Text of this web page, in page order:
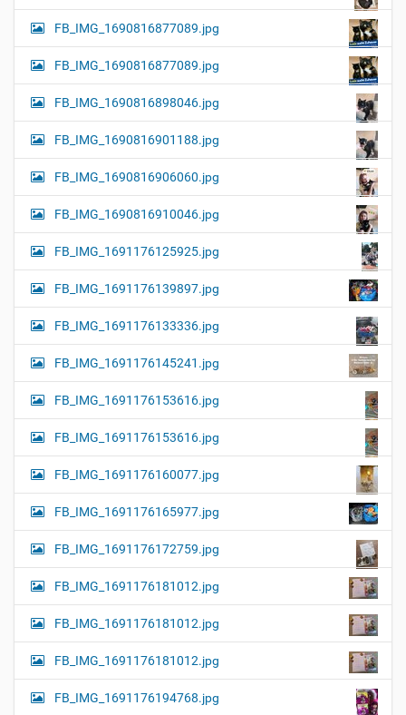
FB_IMG_1690816877089.jpg
FB_IMG_1690816877089.jpg
FB_IMG_1690816898046.jpg
FB_IMG_1690816901188.jpg
FB_IMG_1690816906060.jpg
FB_IMG_1690816910046.jpg
FB_IMG_1691176125925.jpg
FB_IMG_1691176139897.jpg
FB_IMG_1691176133336.jpg
FB_IMG_1691176145241.jpg
FB_IMG_1691176153616.jpg
FB_IMG_1691176153616.jpg
FB_IMG_1691176160077.jpg
FB_IMG_1691176165977.jpg
FB_IMG_1691176172759.jpg
FB_IMG_1691176181012.jpg
FB_IMG_1691176181012.jpg
FB_IMG_1691176181012.jpg
FB_IMG_1691176194768.jpg